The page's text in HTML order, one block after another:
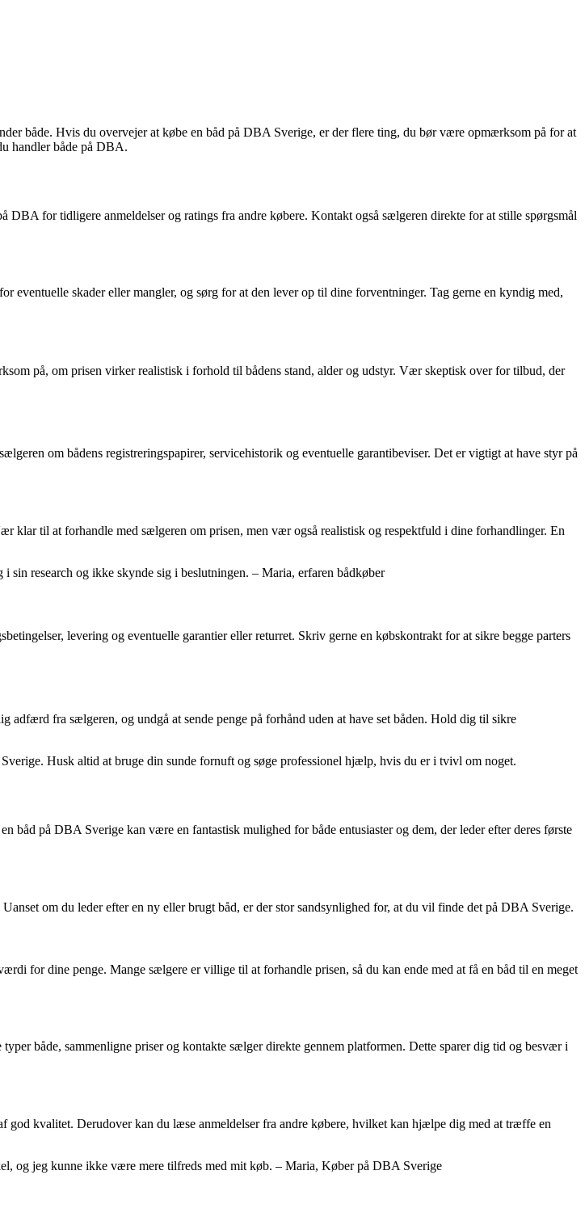
både. Hvis du overvejer at købe en båd på DBA Sverige, er der flere ting, du bør være opmærksom på for at
handler både på DBA.
for tidligere anmeldelser og ratings fra andre købere. Kontakt også sælgeren direkte for at stille spørgsmål
eventuelle skader eller mangler, og sørg for at den lever op til dine forventninger. Tag gerne en kyndig med,
på, om prisen virker realistisk i forhold til bådens stand, alder og udstyr. Vær skeptisk over for tilbud, der
om bådens registreringspapirer, servicehistorik og eventuelle garantibeviser. Det er vigtigt at have styr på
klar til at forhandle med sælgeren om prisen, men vær også realistisk og respektfuld i dine forhandlinger. En
research og ikke skynde sig i beslutningen. – Maria, erfaren bådkøber
levering og eventuelle garantier eller returret. Skriv gerne en købskontrakt for at sikre begge parters
fra sælgeren, og undgå at sende penge på forhånd uden at have set båden. Hold dig til sikre
Husk altid at bruge din sunde fornuft og søge professionel hjælp, hvis du er i tvivl om noget.
på DBA Sverige kan være en fantastisk mulighed for både entusiaster og dem, der leder efter deres første
om du leder efter en ny eller brugt båd, er der stor sandsynlighed for, at du vil finde det på DBA Sverige.
for dine penge. Mange sælgere er villige til at forhandle prisen, så du kan ende med at få en båd til en meget
både, sammenligne priser og kontakte sælger direkte gennem platformen. Dette sparer dig tid og besvær i
kvalitet. Derudover kan du læse anmeldelser fra andre købere, hvilket kan hjælpe dig med at træffe en
og jeg kunne ikke være mere tilfreds med mit køb. – Maria, Køber på DBA Sverige